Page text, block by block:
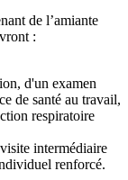
de l’amiante
:
d'un examen
de santé au travail,
respiratoire
intermédiaire
renforcé.